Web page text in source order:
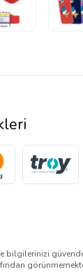
bilgilerinizi